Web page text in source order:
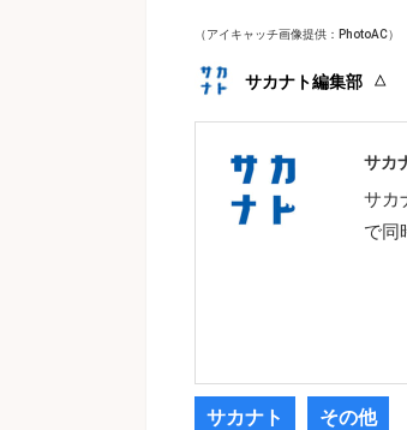
（アイキャッチ画像提供：PhotoAC）
サカナト編集部
サカ
サカ
で同
サカナト その他